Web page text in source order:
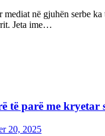
mediat në gjuhën serbe ka
Jeta ime…
të parë me kryetar
20, 2025